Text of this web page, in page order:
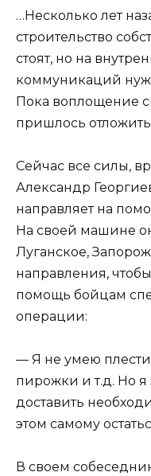
…Несколько лет
строительство
стоят, но на
коммуникаций
Пока воплощение
пришлось
Сейчас все силы,
Александр
направляет на
На своей машине
Луганское,
направления,
помощь бойцам
операции:
— Я не умею плести
пирожки и т.д. Но я
доставить
этом самому
В своем